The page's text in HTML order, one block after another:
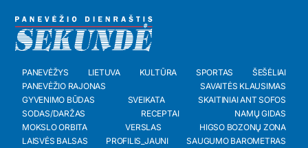
PANEVĖŽYS LIETUVA KULTŪRA SPORTAS
ŠEŠĖLIAI
PANEVĖŽIO RAJONAS
SAVAITĖS KLAUSIMAS
GYVENIMO BŪDAS
SVEIKATA
SKAITINIAI ANT SOFOS
SODAS/DARŽAS
RECEPTAI
NAMŲ GIDAS
MOKSLO ORBITA
VERSLAS
HIGSO BOZONŲ ZONA
LAISVĖS BALSAS
PROFILIS_JAUNI
SAUGUMO BAROMETRAS